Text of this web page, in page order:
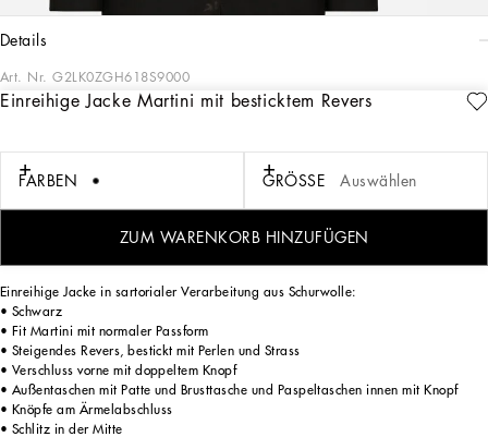
Einreihige Jacke Martini mit besticktem Revers
FARBEN GRÖSSE Auswählen
ZUM WARENKORB HINZUFÜGEN
details
Art. Nr. G2LK0ZGH618S9000
Das Thema „Sartoriale“ präsentiert die ikonische Tradition der italienischen
und Details, verdeckte Knopfleisten, geometrische Revers und in ihren
Proportionen völlig veränderte Jacken. Die Erzählung ist eine Reise, auf der wir
eine neue Schneiderkunst mit perfekten Passformen und Liebe zum Detail
entdecken, die den Stil des Trägers durch kleine, aber wichtige Stilakzente zum
Ausdruck bringen will, welche jedem Kleidungsstück eine einzigartige Optik
Einreihige Jacke in sartorialer Verarbeitung aus Schurwolle:
• Schwarz
• Fit Martini mit normaler Passform
• Steigendes Revers, bestickt mit Perlen und Strass
• Verschluss vorne mit doppeltem Knopf
• Außentaschen mit Patte und Brusttasche und Paspeltaschen innen mit Knopf
• Knöpfe am Ärmelabschluss
• Schlitz in der Mitte